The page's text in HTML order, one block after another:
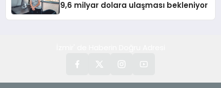
9,6 milyar dolara ulaşması bekleniyor